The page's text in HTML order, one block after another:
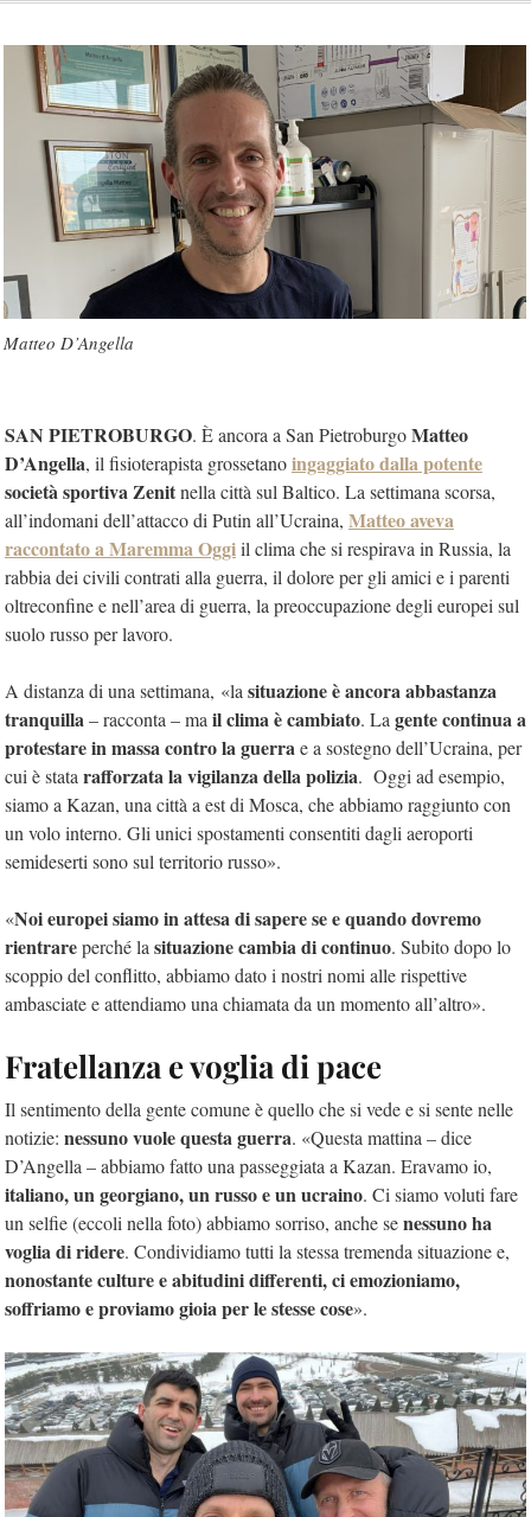
Matteo D’Angella
SAN PIETROBURGO. È ancora a San PietroburgoMatteo
D’Angella, il fisioterapista grossetanoingaggiato dalla potente
società sportiva Zenitnella città sul Baltico. La settimana scorsa,
all’indomani dell’attacco di Putin all’Ucraina, Matteo aveva
raccontato a Maremma Oggiil clima che si respirava in Russia, la
rabbia dei civili contrati alla guerra, il dolore per gli amici e i parenti
oltreconfine e nell’area di guerra, la preoccupazione degli europei sul
suolo russo per lavoro.
A distanza di una settimana, «la situazione è ancora abbastanza
tranquilla– racconta –ma il clima è cambiato. La gente continua a
protestare in massa contro la guerrae a sostegno dell’Ucraina, per
cui è stata rafforzata la vigilanza della polizia. Oggi ad esempio,
siamo a Kazan, una città a est di Mosca, che abbiamo raggiunto con
un volo interno. Gli unici spostamenti consentiti dagli aeroporti
semideserti sono sul territorio russo».
«Noi europei siamo in attesa di sapere se e quando dovremo
rientrareperché la situazione cambia di continuo. Subito dopo lo
scoppio del conflitto, abbiamo dato i nostri nomi alle rispettive
ambasciate e attendiamo una chiamata da un momento all’altro».
Fratellanza e voglia di pace
Il sentimento della gente comune è quello che si vede e si sente nelle
notizie: nessuno vuole questa guerra. «Questa mattina – dice
D’Angella – abbiamo fatto una passeggiata a Kazan. Eravamo io,
italiano, un georgiano, un russo e un ucraino. Ci siamo voluti fare
un selfie (eccoli nella foto) abbiamo sorriso, anche senessuno ha
voglia di ridere. Condividiamo tutti la stessa tremenda situazione e,
nonostante culture e abitudini differenti, ci emozioniamo,
soffriamo e proviamo gioia per le stesse cose».